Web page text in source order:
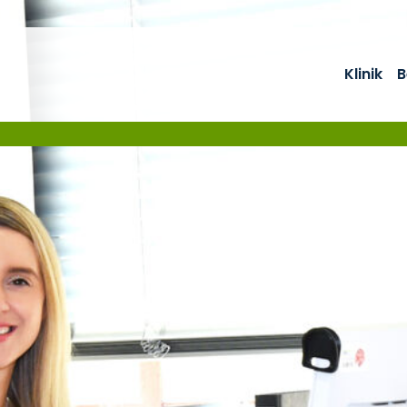
Klinik